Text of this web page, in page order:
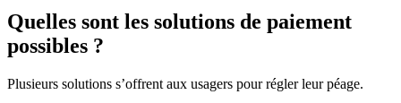
Quelles sont les solutions de paiement
possibles ?
Plusieurs solutions s’offrent aux usagers pour régler leur péage.